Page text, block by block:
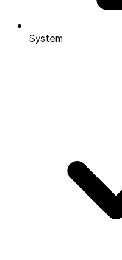
System